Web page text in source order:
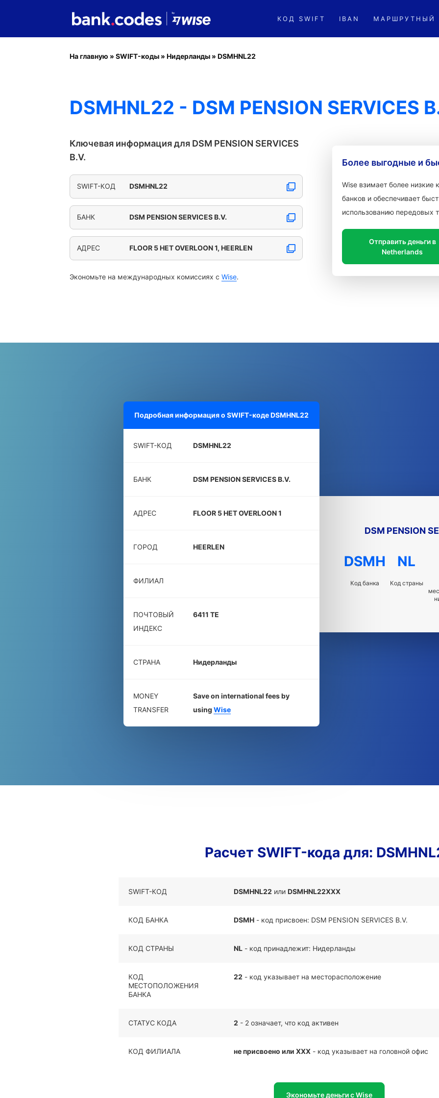
КОД SWIFT IBAN МАРШРУТНЫЙ
На главную » SWIFT-коды » Нидерланды » DSMHNL22
DSMHNL22 - DSM PENSION SERVICES
Ключевая информация для DSM PENSION SERVICES
B.V.
SWIFT-КОД DSMHNL22
БАНК DSM PENSION SERVICES B.V.
АДРЕС FLOOR 5 HET OVERLOON 1, HEERLEN
Экономьте на международных комиссиях с Wise.
Более выгодные и
Wise взимает более
банков и обеспечивает
использованию передовых
Отправить деньги в
Netherlands
Подробная информация о SWIFT-кодеDSMHNL22
SWIFT-КОД DSMHNL22
БАНК DSM PENSION SERVICES B.V.
АДРЕС FLOOR 5 HET OVERLOON 1
ГОРОД HEERLEN
ФИЛИАЛ
ПОЧТОВЫЙ
ИНДЕКС
6411 TE
СТРАНА Нидерланды
MONEY
TRANSFER
Save on international fees by
using Wise
DSM PENSION
DSMH
Код банка
NL
Код страны
Расчет SWIFT-кода для:
SWIFT-КОД DSMHNL22 или DSMHNL22XXX
КОД БАНКА DSMH - код присвоен: DSM PENSION SERVICES B.V.
КОД СТРАНЫ NL - код принадлежит: Нидерланды
КОД
МЕСТОПОЛОЖЕНИЯ
БАНКА
22 - код указывает на месторасположение
СТАТУС КОДА 2 - 2 означает, что код активен
КОД ФИЛИАЛА не присвоено или XXX - код указывает на головной офис
Экономьте деньги с Wise